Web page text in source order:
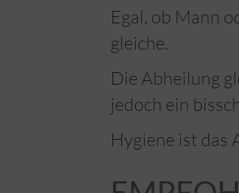
Egal, ob Mann
gleiche.
Die Abheilung
jedoch ein
Hygiene ist das